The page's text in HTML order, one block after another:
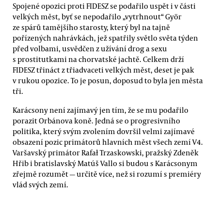
Spojené opozici proti FIDESZ se podařilo uspět i v části
velkých měst, byť se nepodařilo „vytrhnout“ Györ
ze spárů tamějšího starosty, který byl na tajně
pořízených nahrávkách, jež spatřily světlo světa týden
před volbami, usvědčen z užívání drog a sexu
s prostitutkami na chorvatské jachtě. Celkem drží
FIDESZ třináct z třiadvaceti velkých měst, deset je pak
v rukou opozice. To je posun, doposud to byla jen města
tři.
Karácsony není zajímavý jen tím, že se mu podařilo
porazit Orbánova koně. Jedná se o progresivního
politika, který svým zvolením dovršil velmi zajímavé
obsazení pozic primátorů hlavních měst všech zemí V4.
Varšavský primátor Rafał Trzaskowski, pražský Zdeněk
Hřib i bratislavský Matúš Vallo si budou s Karácsonym
zřejmě rozumět — určitě více, než si rozumí s premiéry
vlád svých zemí.